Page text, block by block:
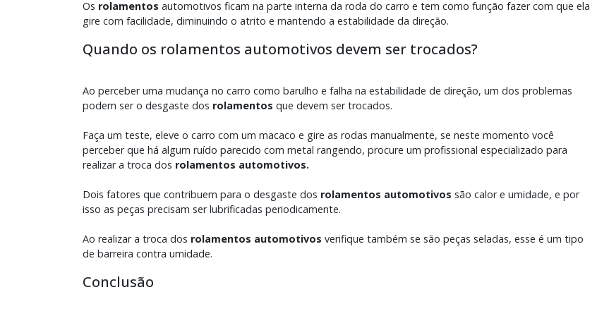
Os rolamentos automotivos ficam na parte interna da roda do carro e tem como função fazer com que ela
gire com facilidade, diminuindo o atrito e mantendo a estabilidade da direção.
Quando os rolamentos automotivos devem ser trocados?
Ao perceber uma mudança no carro como barulho e falha na estabilidade de direção, um dos problemas
podem ser o desgaste dos rolamentos que devem ser trocados.
Faça um teste, eleve o carro com um macaco e gire as rodas manualmente, se neste momento você
perceber que há algum ruído parecido com metal rangendo, procure um profissional especializado para
realizar a troca dos rolamentos automotivos.
Dois fatores que contribuem para o desgaste dos rolamentos automotivos são calor e umidade, e por
isso as peças precisam ser lubrificadas periodicamente.
Ao realizar a troca dos rolamentos automotivos verifique também se são peças seladas, esse é um tipo
de barreira contra umidade.
Conclusão